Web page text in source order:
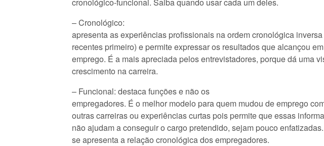
– Cronológico:
apresenta as experiências profissionais na ordem cronológica
recentes primeiro) e permite expressar os resultados que alcançou
emprego. É a mais apreciada pelos entrevistadores, porque dá uma
crescimento na carreira.
– Funcional: destaca funções e não os
empregadores. É o melhor modelo para quem mudou de emprego
outras carreiras ou experiências curtas pois permite que essas
não ajudam a conseguir o cargo pretendido, sejam pouco
se apresenta a relação cronológica dos empregadores.